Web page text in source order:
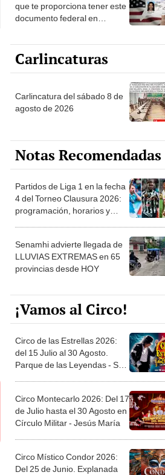
que te proporciona tener este
documento federal en
Carlincaturas
Carlincatura del sábado 8 de
agosto de 2026
Notas Recomendadas
Partidos de Liga 1 en la fecha
4 del Torneo Clausura 2026:
programación, horarios y
Senamhi advierte llegada de
LLUVIAS EXTREMAS en 65
provincias desde HOY
¡Vamos al Circo!
Circo de las Estrellas 2026:
del 15 Julio al 30 Agosto.
Parque de las Leyendas - San
Circo Montecarlo 2026: Del 17
de Julio hasta el 30 Agosto en
Círculo Militar - Jesús María
Circo Místico Condor 2026:
Del 25 de Junio. Explanada